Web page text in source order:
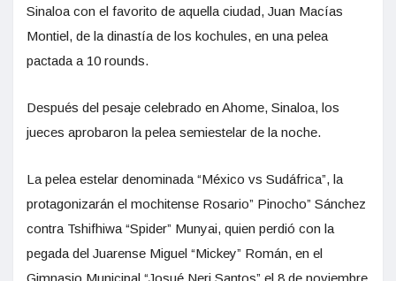
Sinaloa con el favorito de aquella ciudad, Juan Macías
Montiel, de la dinastía de los kochules, en una pelea
pactada a 10 rounds.
Después del pesaje celebrado en Ahome, Sinaloa, los
jueces aprobaron la pelea semiestelar de la noche.
La pelea estelar denominada “México vs Sudáfrica”, la
protagonizarán el mochitense Rosario” Pinocho” Sánchez
contra Tshifhiwa “Spider” Munyai, quien perdió con la
pegada del Juarense Miguel “Mickey” Román, en el
Gimnasio Municipal “Josué Neri Santos” el 8 de noviembre